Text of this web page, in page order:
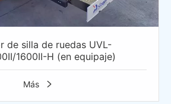
de silla de ruedas UVL-
1600II-H (en equipaje)
Más 